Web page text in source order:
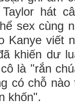
hát
sex cùng
Kanye viết
khiến dư
là "rắn
có chỗ
khốn".